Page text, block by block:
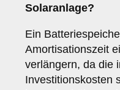
Solaranlage?
Ein
Amortisationszeit
verlängern, da die
Investitionskosten